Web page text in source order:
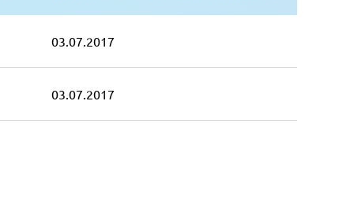
03.07.2017
03.07.2017